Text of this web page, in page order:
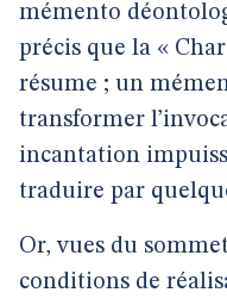
mémento
précis que la «
résume ; un
transformer
incantation
traduire par
Or, vues du
conditions de